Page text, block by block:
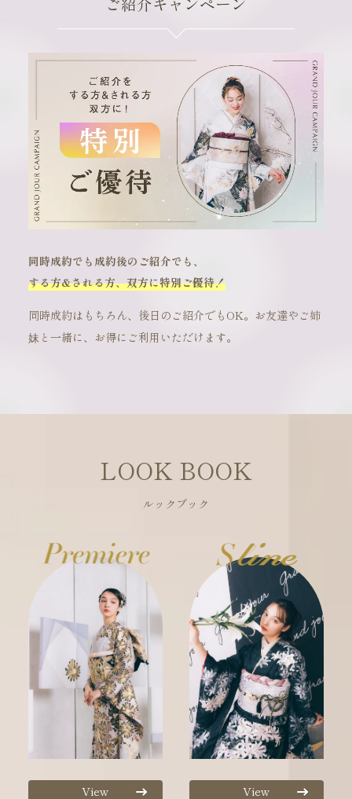
ご紹介キャンペーン
同時成約でも成約後のご紹介でも、
する方&される方、双方に特別ご優待！
同時成約はもちろん、後日のご紹介でもOK。お友達やご姉
妹と一緒に、お得にご利用いただけます。
LOOK BOOK
ルックブック
View View